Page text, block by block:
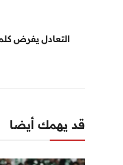
التعادل يفرض
قد يهمك أيضا